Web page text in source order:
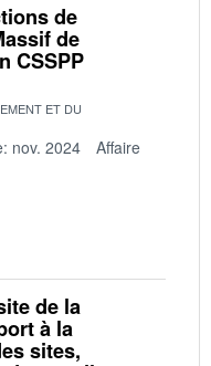
de
de
CSSPP
ET DU
nov. 2024
Affaire
de la
à la
sites,